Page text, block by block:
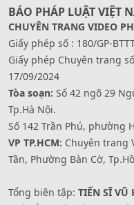
BÁO PHÁP LUẬT VIỆT
CHUYÊN TRANG VIDEO
Giấy phép số : 180/GP-
Giấy phép Chuyên trang
17/09/2024
Tòa soạn: Số 42 ngõ 29
Tp.Hà Nội.
Số 142 Trần Phú, phường
VP TP.HCM: Chuyên trang
Tần, Phường Bàn Cờ,
Tổng biên tập: TIẾN SĨ VŨ